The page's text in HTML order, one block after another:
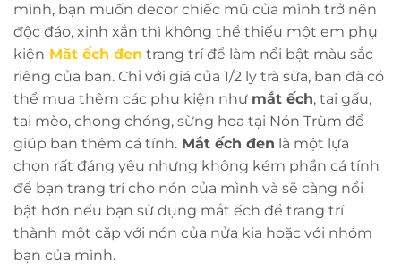
mình, bạn muốn decor chiếc mũ của mình trở nên
độc đáo, xinh xắn thì không thể thiếu một em phụ
kiện Măt ếch đen trang trí để làm nổi bật màu sắc
riêng của bạn. Chỉ với giá của 1/2 ly trà sữa, bạn đã có
thể mua thêm các phụ kiện như mắt ếch, tai gấu,
tai mèo, chong chóng, sừng hoa tại Nón Trùm để
giúp bạn thêm cá tính. Mắt ếch đen là một lựa
chọn rất đáng yêu nhưng không kém phần cá tính
để bạn trang trí cho nón của mình và sẽ càng nổi
bật hơn nếu bạn sử dụng mắt ếch để trang trí
thành một cặp với nón của nửa kia hoặc với nhóm
bạn của mình.